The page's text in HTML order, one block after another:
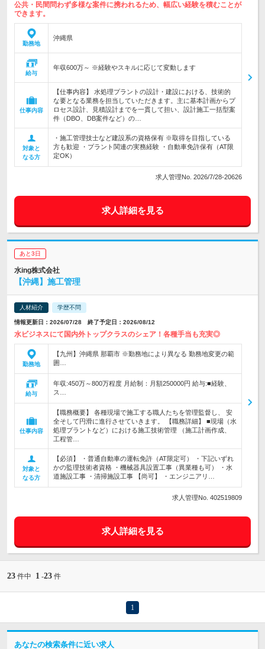
公共・民間問わず多様な案件に携われるため、幅広い経験を積むことが
できます。
勤務地
沖縄県
給与
年収600万～ ※経験やスキルに応じて変動します
仕事内容
【仕事内容】 水処理プラントの設計・建設における、技術的
な要となる業務を担当していただきます。主に基本計画からプ
ロセス設計、見積設計までを一貫して担い、設計施工一括型案
件（DBO、DB案件など）の…
対象と
なる方
・施工管理技士など建設系の資格保有 ※取得を目指している
方も歓迎 ・プラント関連の実務経験 ・自動車免許保有（AT限
定OK）
求人管理No. 2026/7/28-20626
求人詳細を見る
あと3日
水ing株式会社
【沖縄】施工管理
人材紹介 学歴不問
情報更新日：2026/07/28 終了予定日：2026/08/12
水ビジネスにて国内外トップクラスのシェア！各種手当も充実◎
勤務地
【九州】沖縄県 那覇市 ※勤務地により異なる 勤務地変更の範
囲…
給与
年収:450万～800万程度 月給制：月額250000円 給与:■経験、
ス…
仕事内容
【職務概要】 各種現場で施工する職人たちを管理監督し、 安
全そして円滑に進行させていきます。 【職務詳細】 ■現場（水
処理プラントなど）における施工技術管理 （施工計画作成、
工程管…
対象と
なる方
【必須】 ・普通自動車の運転免許（AT限定可） ・下記いずれ
かの監理技術者資格 ・機械器具設置工事（異業種も可） ・水
道施設工事 ・清掃施設工事 【尚可】 ・エンジニアリ…
求人管理No. 402519809
求人詳細を見る
23 件中 1 -23 件
1
あなたの検索条件に近い求人